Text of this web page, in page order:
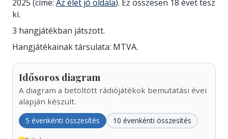
2025 (címe: Az élet jó oldala). Ez összesen 18 évet tesz
ki.
3 hangjátékban játszott.
Hangjátékainak társulata: MTVA.
Idősoros diagram
A diagram a betöltött rádiójátékok bemutatási évei
alapján készült.
5 évenkénti összesítés 10 évenkénti összesítés